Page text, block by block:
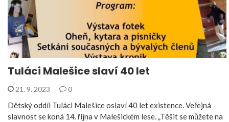
Tuláci Malešice slaví 40 let
21. 9. 2023 0
Dětský oddíl Tuláci Malešice oslaví 40 let existence. Veřejná
slavnost se koná 14. října v Malešickém lese. „Těšit se můžete na